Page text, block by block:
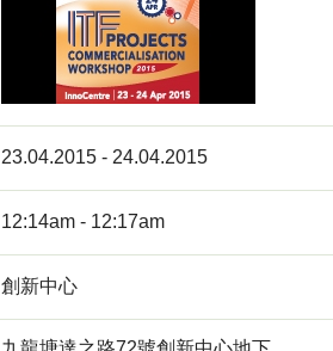
23.04.2015 - 24.04.2015
12:14am - 12:17am
創新中心